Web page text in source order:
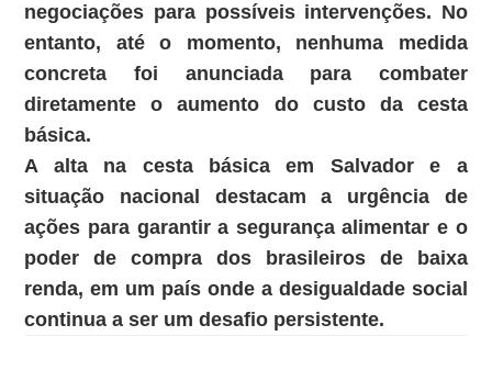
negociações para possíveis intervenções. No
entanto, até o momento, nenhuma medida
concreta foi anunciada para combater
diretamente o aumento do custo da cesta
básica.
A alta na cesta básica em Salvador e a
situação nacional destacam a urgência de
ações para garantir a segurança alimentar e o
poder de compra dos brasileiros de baixa
renda, em um país onde a desigualdade social
continua a ser um desafio persistente.